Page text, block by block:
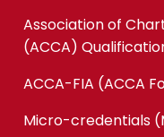
Association of
(ACCA)
ACCA-FIA (ACCA
Micro-credentials